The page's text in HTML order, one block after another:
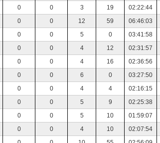
0 0 3 19 02:22:44
0 0 12 59 06:46:03
0 0 5 0 03:41:58
0 0 4 12 02:31:57
0 0 4 16 02:36:56
0 0 6 0 03:27:50
0 0 4 4 02:16:15
0 0 5 9 02:25:38
0 0 5 10 01:59:07
0 0 4 10 02:07:54